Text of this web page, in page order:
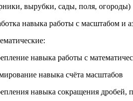
вырубки, сады, поля, огороды)
навыка работы с масштабом и
навыка работы с
навыка счёта масштабов
навыка сокращения